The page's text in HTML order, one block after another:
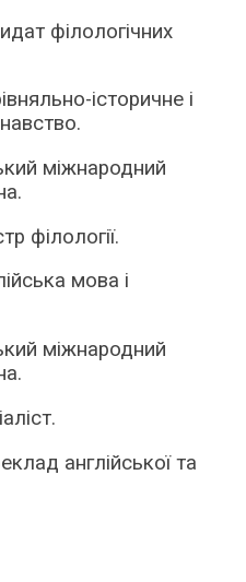
філологічних
історичне і
міжнародний
філології.
мова і
міжнародний
англійської та